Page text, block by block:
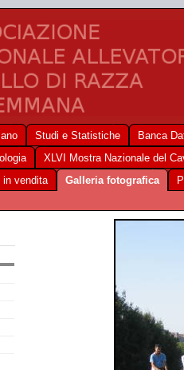
Studi e Statistiche
Banca
XLVI Mostra Nazionale del
in vendita Galleria fotografica